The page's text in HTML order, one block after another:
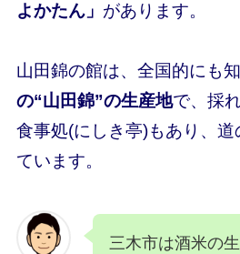
よかたん」 があります。
山田錦の館は、全国的にも
の“山田錦”の生産地で、採
食事処(にしき亭)もあり、道
ています。
三木市は酒米の